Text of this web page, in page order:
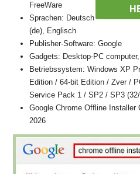
FreeWare
Sprachen: Deutsch
(de), Englisch
Publisher-Software: Google
Gadgets: Desktop-PC
Betriebssystem: Windows XP
Edition / 64-bit Edition / Zver /
Service Pack 1 / SP2 / SP3
Google Chrome Offline
2026